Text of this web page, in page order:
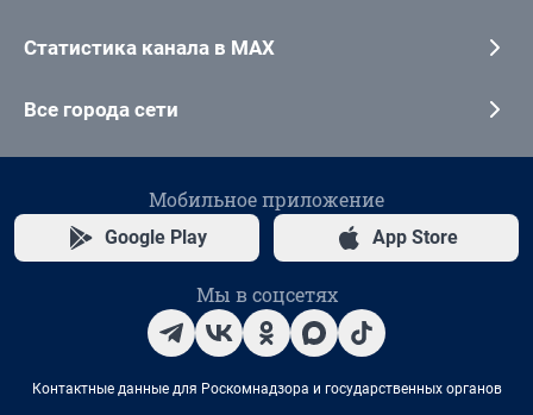
Статистика канала в MAX
Все города сети
Мобильное приложение
Google Play App Store
Мы в соцсетях
Контактные данные для Роскомнадзора и государственных органов